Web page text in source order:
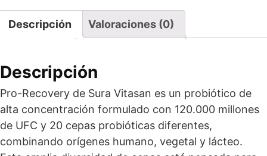
Descripción Valoraciones (0)
Descripción
Pro-Recovery de Sura Vitasan es un probiótico de
alta concentración formulado con 120.000 millones
de UFC y 20 cepas probióticas diferentes,
combinando orígenes humano, vegetal y lácteo.